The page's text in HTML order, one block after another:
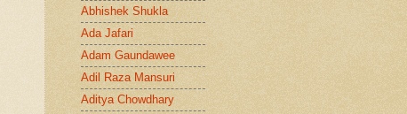
Abhishek Shukla
Ada Jafari
Adam Gaundawee
Adil Raza Mansuri
Aditya Chowdhary